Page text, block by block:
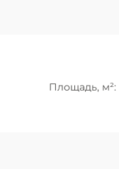
Площадь, м²: